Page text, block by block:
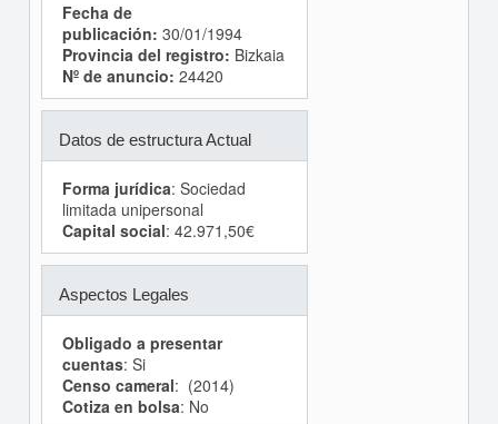
Fecha de
publicación: 30/01/1994
Provincia del registro: Bizkaia
Nº de anuncio: 24420
Datos de estructura Actual
Forma jurídica: Sociedad
limitada unipersonal
Capital social: 42.971,50€
Aspectos Legales
Obligado a presentar
cuentas: Si
Censo cameral: (2014)
Cotiza en bolsa: No